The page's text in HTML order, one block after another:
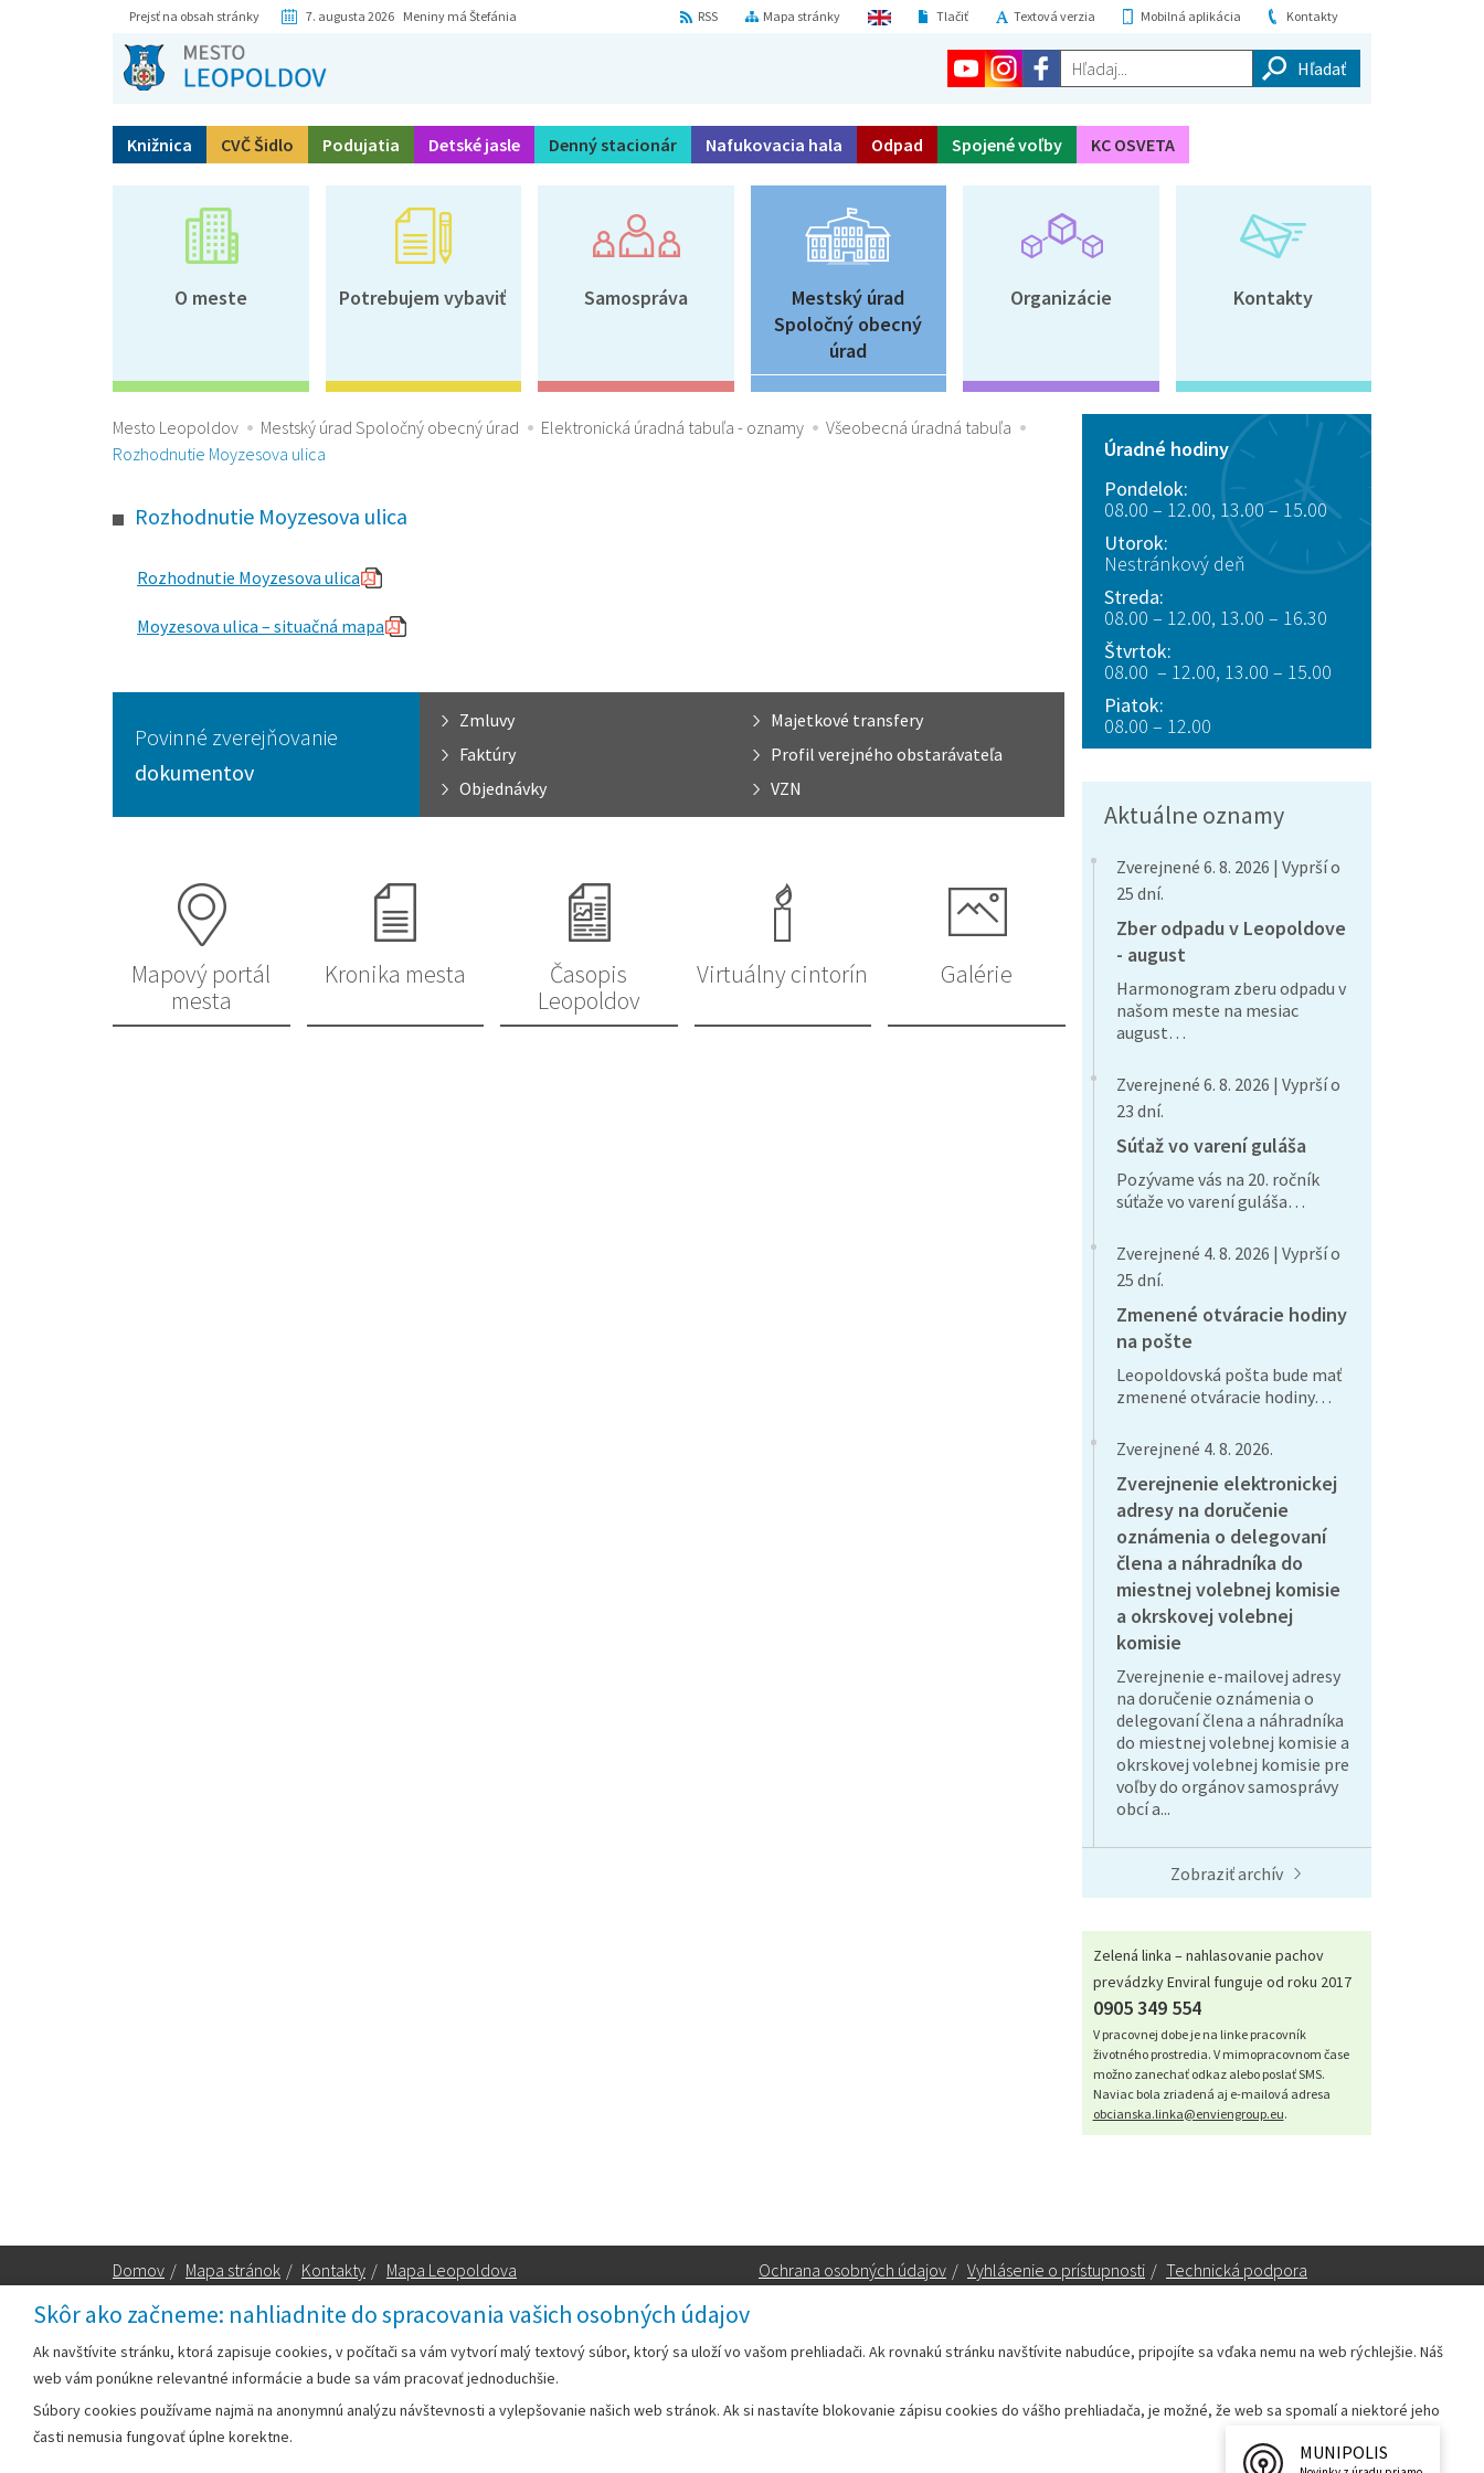
Skôr ako začneme: nahliadnite do spracovania vašich osobných údajov
Ak navštívite stránku, ktorá zapisuje cookies, v počítači sa vám vytvorí malý textový súbor, ktorý sa uloží vo vašom prehliadači. Ak rovnakú stránku navštívite nabudúce, pripojíte sa vďaka nemu na web rýchlejšie. Náš
web vám ponúkne relevantné informácie a bude sa vám pracovať jednoduchšie.
Súbory cookies používame najmä na anonymnú analýzu návštevnosti a vylepšovanie našich web stránok. Ak si nastavíte blokovanie zápisu cookies do vášho prehliadača, je možné, že web sa spomalí a niektoré jeho
časti nemusia fungovať úplne korektne.
Prejsť na obsah stránky 7. augusta 2026 Meniny má Štefánia Kontakty
Mobilná aplikácia
Textová verzia
Tlačiť
Mapa stránky
RSS
Hľadaj...
Knižnica CVČ Šidlo Podujatia Detské jasle Denný stacionár Nafukovacia hala Odpad Spojené voľby KC OSVETA
O meste Potrebujem vybaviť Samospráva
Mestský úrad
Spoločný obecný
úrad
Organizácie Kontakty
Mesto Leopoldov Mestský úrad Spoločný obecný úrad Elektronická úradná tabuľa - oznamy
Všeobecná úradná tabuľa
Rozhodnutie Moyzesova ulica
Rozhodnutie Moyzesova ulica
Rozhodnutie Moyzesova ulica
Moyzesova ulica – situačná mapa
Povinné zverejňovanie
dokumentov
Zmluvy
Majetkové transfery
Faktúry
Profil verejného obstarávateľa
Objednávky
VZN
Mapový portál
mesta
Kronika mesta
Časopis
Leopoldov
Virtuálny cintorín Galérie
Úradné hodiny
Pondelok:
08.00 – 12.00, 13.00 – 15.00
Utorok:
Nestránkový deň
Streda:
08.00 – 12.00, 13.00 – 16.30
Štvrtok:
08.00 – 12.00, 13.00 – 15.00
Piatok:
08.00 – 12.00
Aktuálne oznamy
Zverejnené 6. 8. 2026 | Vyprší o
25 dní.
Zber odpadu v Leopoldove
- august
Harmonogram zberu odpadu v
našom meste na mesiac
august…
Zverejnené 6. 8. 2026 | Vyprší o
23 dní.
Súťaž vo varení guláša
Pozývame vás na 20. ročník
súťaže vo varení guláša…
Zverejnené 4. 8. 2026 | Vyprší o
25 dní.
Zmenené otváracie hodiny
na pošte
Leopoldovská pošta bude mať
zmenené otváracie hodiny…
Zverejnené 4. 8. 2026.
Zverejnenie elektronickej
adresy na doručenie
oznámenia o delegovaní
člena a náhradníka do
miestnej volebnej komisie
a okrskovej volebnej
komisie
Zverejnenie e-mailovej adresy
na doručenie oznámenia o
delegovaní člena a náhradníka
do miestnej volebnej komisie a
okrskovej volebnej komisie pre
voľby do orgánov samosprávy
obcí a...
Zobraziť archív
Zelená linka – nahlasovanie pachov
prevádzky Enviral funguje od roku 2017
0905 349 554
V pracovnej dobe je na linke pracovník
životného prostredia. V mimopracovnom čase
možno zanechať odkaz alebo poslať SMS.
Naviac bola zriadená aj e-mailová adresa
obcianska.linka@enviengroup.eu.
Domov / Mapa stránok / Kontakty / Mapa Leopoldova Ochrana osobných údajov / Vyhlásenie o prístupnosti / Technická podpora
Mestský úrad Leopoldov
Hlohovská cesta 1818/2A
Email:mesto@leopoldov.sk
Primátorka:primatorka@leopoldov.sk
webmaster@leopoldov.sk
MUNIPOLIS